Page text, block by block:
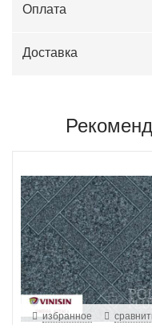
Оплата
Доставка
избранное